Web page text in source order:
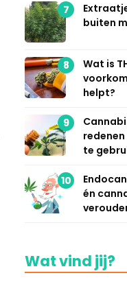
7
buiten
8
Wat is
helpt?
9
te
10
én
Wat vind jij?